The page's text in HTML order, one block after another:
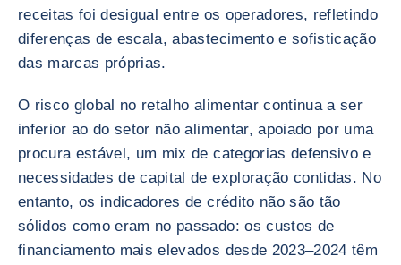
receitas foi desigual entre os operadores, refletindo
diferenças de escala, abastecimento e sofisticação
das marcas próprias.
O risco global no retalho alimentar continua a ser
inferior ao do setor não alimentar, apoiado por uma
procura estável, um mix de categorias defensivo e
necessidades de capital de exploração contidas. No
entanto, os indicadores de crédito não são tão
sólidos como eram no passado: os custos de
financiamento mais elevados desde 2023–2024 têm